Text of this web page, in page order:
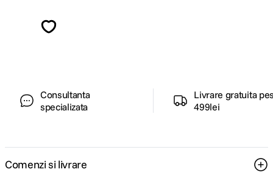
Consultanta
specializata
Livrare gratuita
499lei
Comenzi si livrare